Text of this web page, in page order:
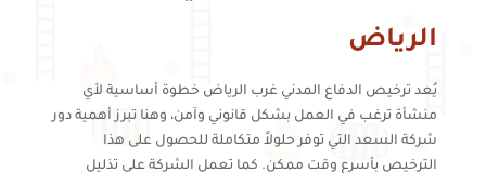
الرياض
يُعد ترخيص الدفاع المدني غرب الرياض خطوة أساسية لأي
منشأة ترغب في العمل بشكل قانوني وآمن، وهنا تبرز أهمية دور
شركة السعد التي توفر حلولاً متكاملة للحصول على هذا
الترخيص بأسرع وقت ممكن. كما تعمل الشركة على تذليل